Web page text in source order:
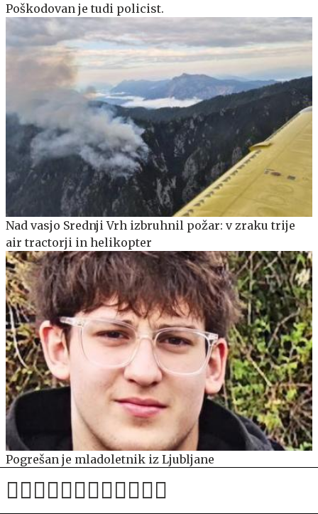
Poškodovan je tudi policist.
Nad vasjo Srednji Vrh izbruhnil požar: v zraku trije
air tractorji in helikopter
Pogrešan je mladoletnik iz Ljubljane